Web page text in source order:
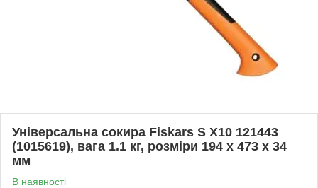
Універсальна сокира Fiskars S X10 121443
(1015619), вага 1.1 кг, розміри 194 x 473 x 34
мм
В наявності